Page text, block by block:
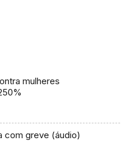
mulheres
com greve (áudio)